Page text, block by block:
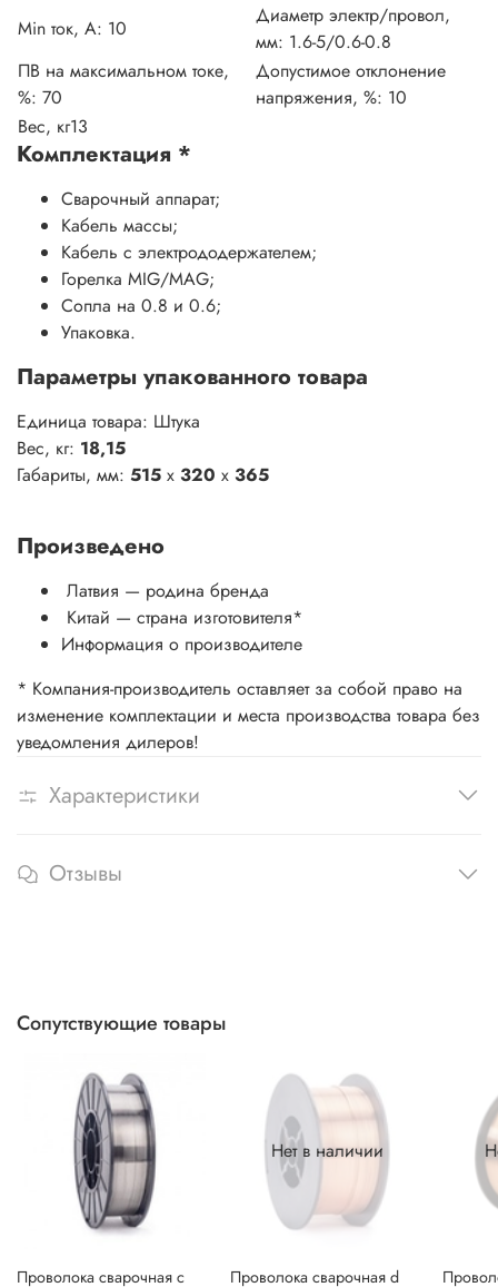
Min ток, А: 10
Диаметр электр/провол,
мм: 1.6-5/0.6-0.8
ПВ на максимальном токе,
%: 70
Допустимое отклонение
напряжения, %: 10
Вес, кг13
Комплектация *
Сварочный аппарат;
Кабель массы;
Кабель с электрододержателем;
Горелка MIG/MAG;
Сопла на 0.8 и 0.6;
Упаковка.
Параметры упакованного товара
Единица товара: Штука
Вес, кг: 18,15
Габариты, мм: 515 x 320 x 365
Произведено
Латвия — родина бренда
Китай — страна изготовителя*
Информация о производителе
* Компания-производитель оставляет за собой право на
изменение комплектации и места производства товара без
уведомления дилеров!
Характеристики
Отзывы
Сопутствующие товары
Проволока сварочная с
Нет в наличии
Проволока сварочная d